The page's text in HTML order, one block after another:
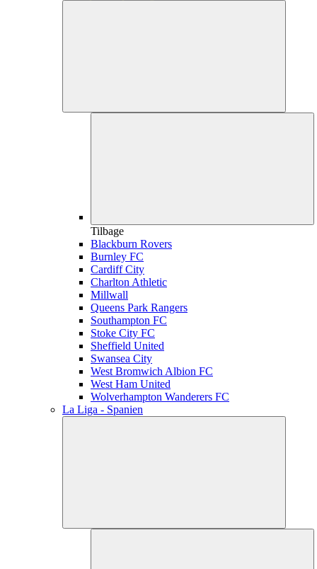
Tilbage
Blackburn Rovers
Burnley FC
Cardiff City
Charlton Athletic
Millwall
Queens Park Rangers
Southampton FC
Stoke City FC
Sheffield United
Swansea City
West Bromwich Albion FC
West Ham United
Wolverhampton Wanderers FC
La Liga - Spanien